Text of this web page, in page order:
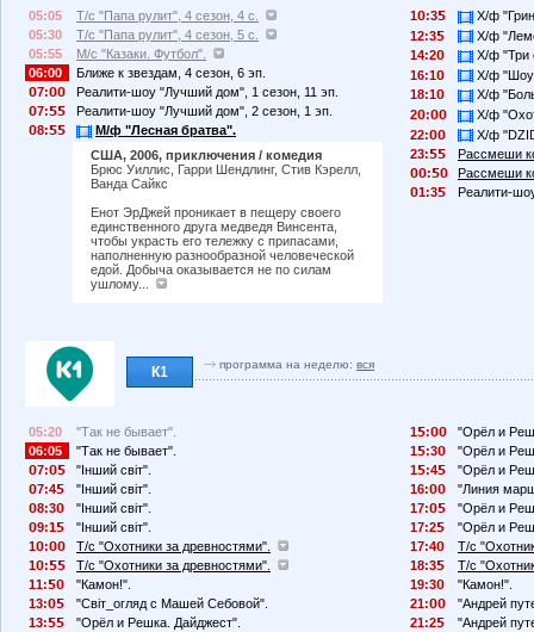
05:05
Т/с "Папа рулит", 4 сезон, 4 с.
05:30
Т/с "Папа рулит", 4 сезон, 5 с.
05:55
М/с "Казаки. Футбол".
06:00
Ближе к звездам, 4 сезон, 6 эп.
7:
Реалити-шоу "Лучший дом", 1 сезон, 11 эп.
7:
Реалити-шоу "Лучший дом", 2 сезон, 1 эп.
8:
М/ф "Лесная братва".
США, 2006, приключения / комедия
Брюс Уиллис, Гарри Шендлинг, Стив Кэрелл,
Ванда Сайкс
Енот ЭрДжей проникает в пещеру своего
единственного друга медведя Винсента,
чтобы украсть его тележку с припасами,
наполненную разнообразной человеческой
едой. Добыча оказывается не по силам
ушлому...
1 :3
Х/ф
12:3
Х/ф
14:2
Х/ф "Три
16:1
Х/ф "Шоу
18:1
Х/ф
2
:
Х/ф
22:
Х/ф
23:
Рассмеши
:
Рассмеши
1:3
Реалити-
К1 программа на неделю: вся
05:20
"Так не бывает".
06:05
"Так не бывает".
7:
"Інший світ".
7:4
"Інший світ".
8:3
"Інший світ".
9:1
"Інший світ".
1
:
Т/с "Охотники за древностями".
1
:
Т/с "Охотники за древностями".
11:
"Камон!".
13:
"Світ_огляд с Машей Себовой".
13:
"Орёл и Решка. Дайджест".
1 :
"Орёл и
1
:3
"Орёл и
1
:4
"Орёл и
16:
"Линия
17:
"Орёл и
17:2
"Орёл и
17:4
Т/с
18:3
Т/с
19:3
"Камон!".
21:
"Андрей
21:2
"Андрей